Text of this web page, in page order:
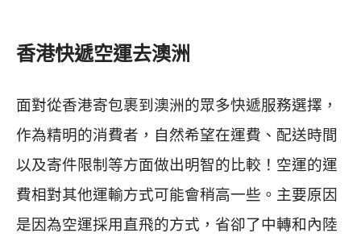
香港快遞空運去澳洲
面對從香港寄包裹到澳洲的眾多快遞服務選擇，
作為精明的消費者，自然希望在運費、配送時間
以及寄件限制等方面做出明智的比較！ 空運的運
費相對其他運輸方式可能會稍高一些。主要原因
是因為空運採用直飛的方式，省卻了中轉和內陸